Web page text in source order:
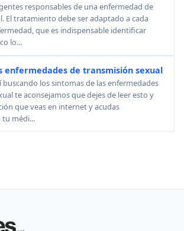
responsables de una enfermedad de
El tratamiento debe ser adaptado a cada
que es indispensable identificar
lo...
enfermedades de transmisión sexual
buscando los sintomas de las enfermedades
te aconsejamos que dejes de leer esto y
que veas en internet y acudas
médi...